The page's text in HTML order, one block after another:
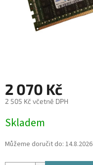
2 070 Kč
2 505 Kč včetně DPH
cena:
Skladem
Můžeme doručit do: 14.8.2026